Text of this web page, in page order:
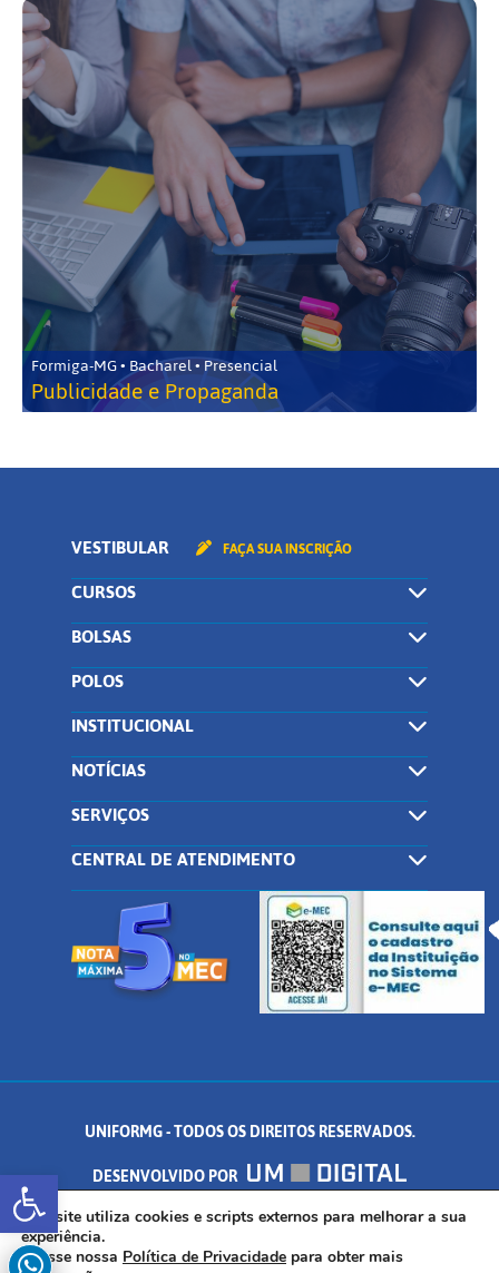
Abrir a barra de ferramentas
Formiga-MG • Bacharel • Presencial
Publicidade e Propaganda
VESTIBULAR FAÇA SUA INSCRIÇÃO
CURSOS
BOLSAS
POLOS
INSTITUCIONAL
NOTÍCIAS
SERVIÇOS
CENTRAL DE ATENDIMENTO
UNIFORMG - TODOS OS DIREITOS RESERVADOS.
DESENVOLVIDO POR
AV. DR. ARNALDO DE SENNA, 328 - PALMEIRAS, FORMIGA/MG - CEP:
35.574.530
Este site utiliza cookies e scripts externos para melhorar a sua
experiência.
Acesse nossa Política de Privacidade para obter mais